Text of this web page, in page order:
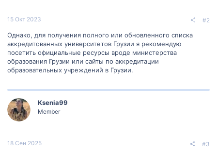
15 Окт 2023 #2
Однако, для получения полного или обновленного списка
аккредитованных университетов Грузии я рекомендую
посетить официальные ресурсы вроде министерства
образования Грузии или сайты по аккредитации
образовательных учреждений в Грузии.
Ksenia99
Member
18 Сен 2025 #3